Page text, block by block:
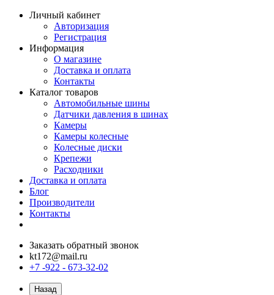
Личный кабинет
Авторизация
Регистрация
Информация
О магазине
Доставка и оплата
Контакты
Каталог товаров
Автомобильные шины
Датчики давления в шинах
Камеры
Камеры колесные
Колесные диски
Крепежи
Расходники
Доставка и оплата
Блог
Производители
Контакты
Заказать обратный звонок
kt172@mail.ru
+7 -922 - 673-32-02
Назад